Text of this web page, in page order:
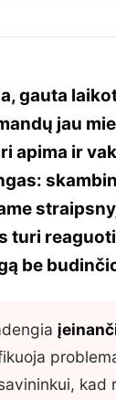
gauta
jau
apima ir
turi
be
kad